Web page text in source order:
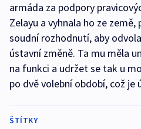
armáda za podpory
Zelayu a vyhnala ho ze
soudní rozhodnutí, aby
ústavní změně. Ta mu měla
na funkci a udržet se tak u
po dvě volební období, což je
ŠTÍTKY